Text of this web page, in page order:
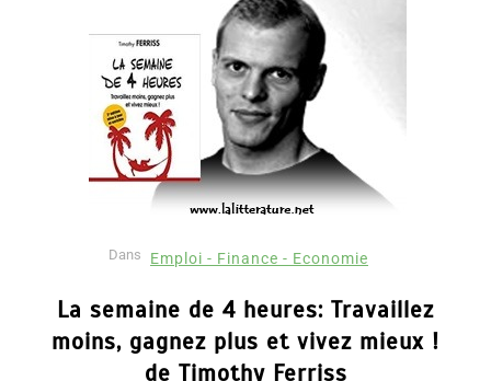
Dans Emploi - Finance - Economie
La semaine de 4 heures: Travaillez
moins, gagnez plus et vivez mieux !
de Timothy Ferriss